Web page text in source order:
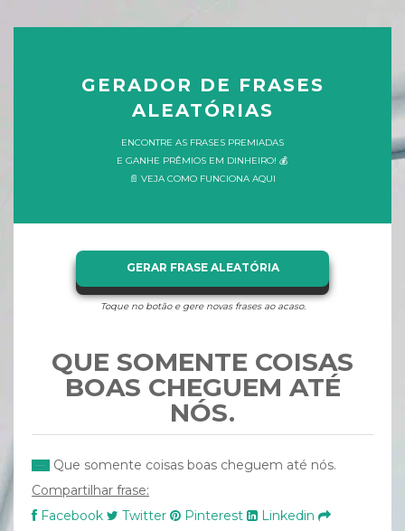
GERADOR DE FRASES
ALEATÓRIAS
ENCONTRE AS FRASES PREMIADAS
E GANHE PRÊMIOS EM DINHEIRO! 💰
📄 VEJA COMO FUNCIONA AQUI
GERAR FRASE ALEATÓRIA
Toque no botão e gere novas frases ao acaso.
QUE SOMENTE COISAS
BOAS CHEGUEM ATÉ
NÓS.
Que somente coisas boas cheguem até nós.
Compartilhar frase:
Facebook
Twitter Pinterest
Linkedin